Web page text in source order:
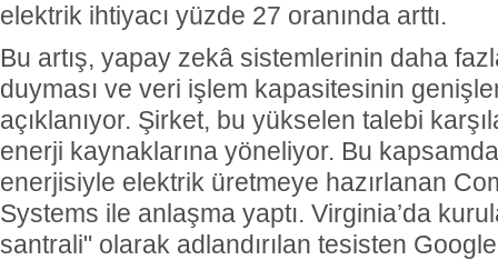
elektrik ihtiyacı yüzde 27 oranında arttı.
Bu artış, yapay zekâ sistemlerinin daha
duyması ve veri işlem kapasitesinin
açıklanıyor. Şirket, bu yükselen talebi
enerji kaynaklarına yöneliyor. Bu
enerjisiyle elektrik üretmeye hazırlanan
Systems ile anlaşma yaptı. Virginia’da
santrali" olarak adlandırılan tesisten